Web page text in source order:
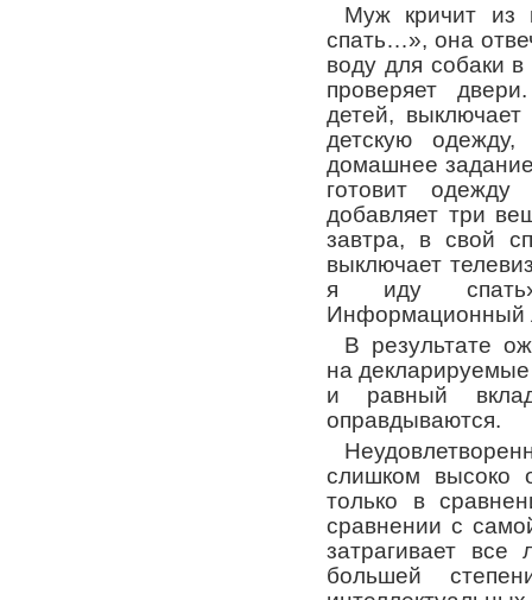
Муж кричит из
спать…», она
воду для собаки
проверяет
детей,
детскую
домашнее
готовит
добавляет три
завтра, в свой
выключает
я иду
Информационный
В результате
на
и равный
оправдываются.
слишком высоко
только в
сравнении с
затрагивает все
большей